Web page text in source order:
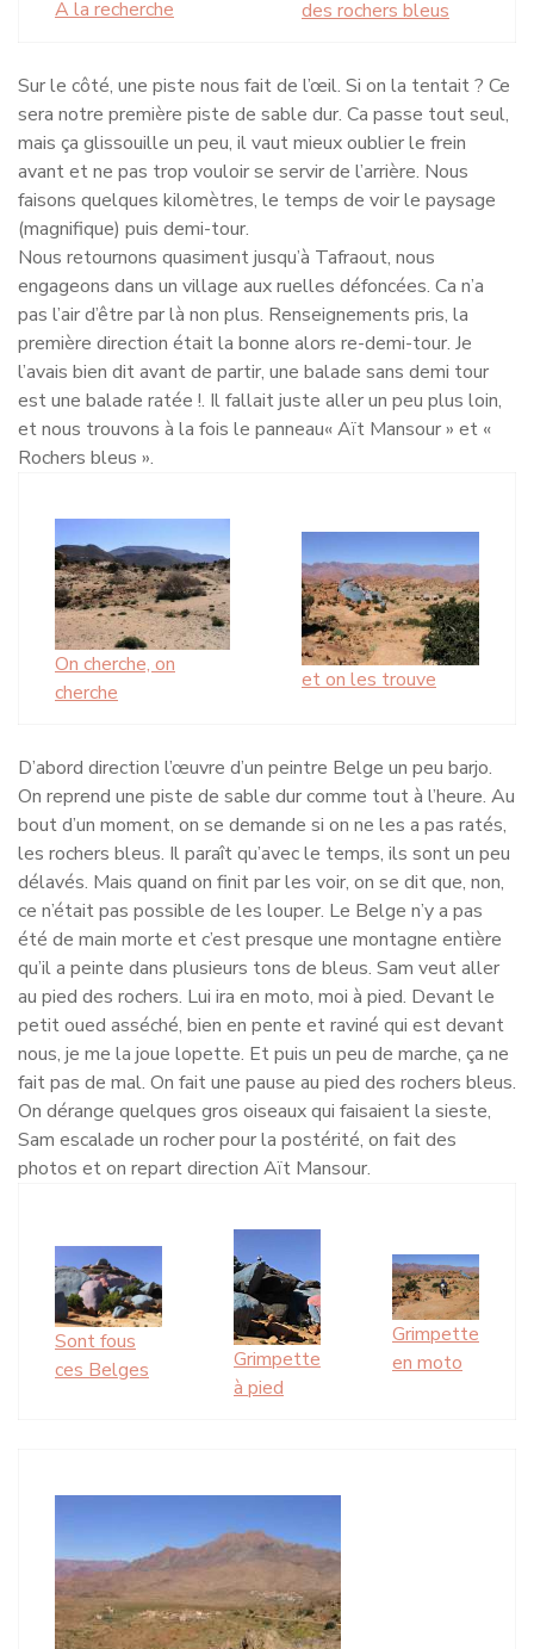
A la recherche des rochers bleus
Sur le côté, une piste nous fait de l’œil. Si on la tentait ? Ce
sera notre première piste de sable dur. Ca passe tout seul,
mais ça glissouille un peu, il vaut mieux oublier le frein
avant et ne pas trop vouloir se servir de l’arrière. Nous
faisons quelques kilomètres, le temps de voir le paysage
(magnifique) puis demi-tour.
Nous retournons quasiment jusqu’à Tafraout, nous
engageons dans un village aux ruelles défoncées. Ca n’a
pas l’air d’être par là non plus. Renseignements pris, la
première direction était la bonne alors re-demi-tour. Je
l’avais bien dit avant de partir, une balade sans demi tour
est une balade ratée !. Il fallait juste aller un peu plus loin,
et nous trouvons à la fois le panneau« Aït Mansour » et «
Rochers bleus ».
On cherche, on
cherche
et on les trouve
D’abord direction l’œuvre d’un peintre Belge un peu barjo.
On reprend une piste de sable dur comme tout à l’heure. Au
bout d’un moment, on se demande si on ne les a pas ratés,
les rochers bleus. Il paraît qu’avec le temps, ils sont un peu
délavés. Mais quand on finit par les voir, on se dit que, non,
ce n’était pas possible de les louper. Le Belge n’y a pas
été de main morte et c’est presque une montagne entière
qu’il a peinte dans plusieurs tons de bleus. Sam veut aller
au pied des rochers. Lui ira en moto, moi à pied. Devant le
petit oued asséché, bien en pente et raviné qui est devant
nous, je me la joue lopette. Et puis un peu de marche, ça ne
fait pas de mal. On fait une pause au pied des rochers bleus.
On dérange quelques gros oiseaux qui faisaient la sieste,
Sam escalade un rocher pour la postérité, on fait des
photos et on repart direction Aït Mansour.
Sont fous
ces Belges
Grimpette
à pied
Grimpette
en moto